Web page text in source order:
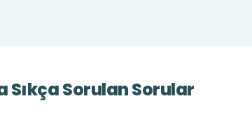
Sıkça Sorulan Sorular